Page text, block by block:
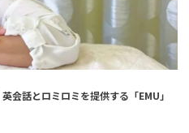
会話とロミロミを提供する「EMU」